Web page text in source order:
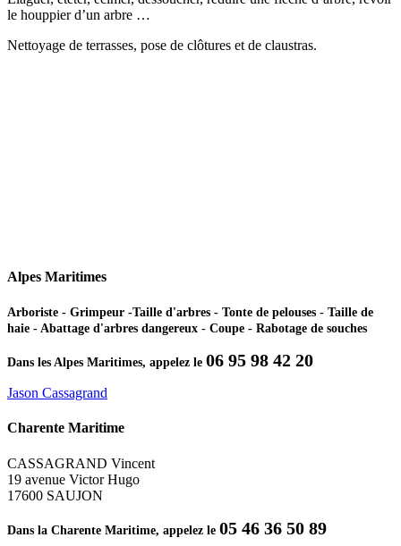
le houppier d’un arbre …
Nettoyage de terrasses, pose de clôtures et de claustras.
Alpes Maritimes
Arboriste - Grimpeur -Taille d'arbres - Tonte de pelouses - Taille de
haie - Abattage d'arbres dangereux - Coupe - Rabotage de souches
Dans les Alpes Maritimes, appelez le 06 95 98 42 20
Jason Cassagrand
Charente Maritime
CASSAGRAND Vincent
19 avenue Victor Hugo
17600 SAUJON
Dans la Charente Maritime, appelez le 05 46 36 50 89